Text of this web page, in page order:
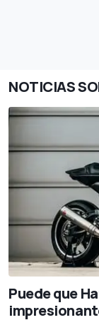
NOTICIAS
Puede que